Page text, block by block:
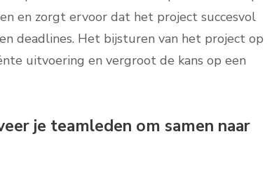
en zorgt ervoor dat het project succesvol
deadlines. Het bijsturen van het project op
uitvoering en vergroot de kans op een
je teamleden om samen naar